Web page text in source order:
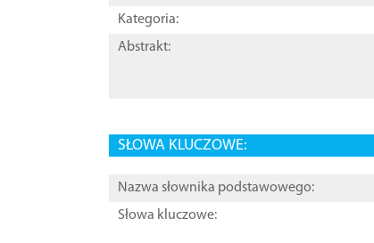
Kategoria:
Abstrakt:
SŁOWA KLUCZOWE:
Nazwa słownika podstawowego:
Słowa kluczowe: